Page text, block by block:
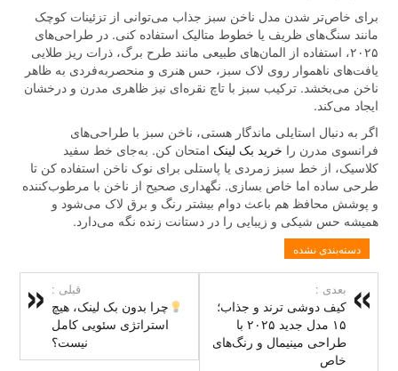
برای خاص‌تر شدن مدل ناخن سبز جذاب می‌توانی از تزئینات کوچک
مانند سنگ‌های ظریف یا خطوط متالیک استفاده کنی. در طراحی‌های
۲۰۲۵، استفاده از المان‌های طبیعی مانند طرح برگ، ذرات ریز طلایی
یافت‌های ناهموار روی لاک سبز، حس هنری و منحصربه‌فردی به ظاهر
ناخن می‌بخشد. ترکیب سبز با تاچ نقره‌ای نیز ظاهری مدرن و درخشان
ایجاد می‌کند.
اگر به دنبال استایلی ماندگار هستی، ناخن سبز با طراحی‌های
فرانسوی مدرن را خرید بک لینکامتحان کن. به‌جای خط سفید
کلاسیک، از خط سبز زمردی یا پاستلی برای نوک ناخن استفاده کن تا
طرحی ساده اما خاص بسازی. نگهداری صحیح از ناخن با مرطوب‌کننده
و پوشش محافظ هم باعث دوام بیشتر رنگ و برق لاک می‌شود و
همیشه حس شیکی و زیبایی را در دستانت زنده نگه می‌دارد.
دسته‌بندی نشده
قبلی :
چرا بدون بک لینک، هیچ
استراتژی سئویی کامل
نیست؟
بعدی :
کیف دوشی ترند و جذاب؛
۱۵ مدل جدید ۲۰۲۵ با
طراحی مینیمال و رنگ‌های
خاص